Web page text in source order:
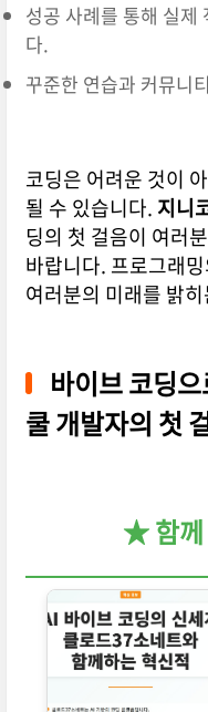
성공 사례를 통해 실제
다.
꾸준한 연습과 커뮤니
코딩은 어려운 것이
될 수 있습니다. 지니
딩의 첫 걸음이 여러
바랍니다. 프로그래
여러분의 미래를 밝
바이브 코딩
쿨 개발자의 첫
★ 함께